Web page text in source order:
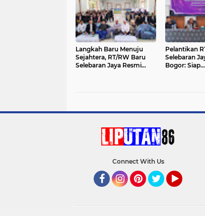
Langkah Baru Menuju
Sejahtera, RT/RW Baru
Selebaran Jaya Resmi
Pelantikan
Selebaran
Bogor: Siap
Connect With Us